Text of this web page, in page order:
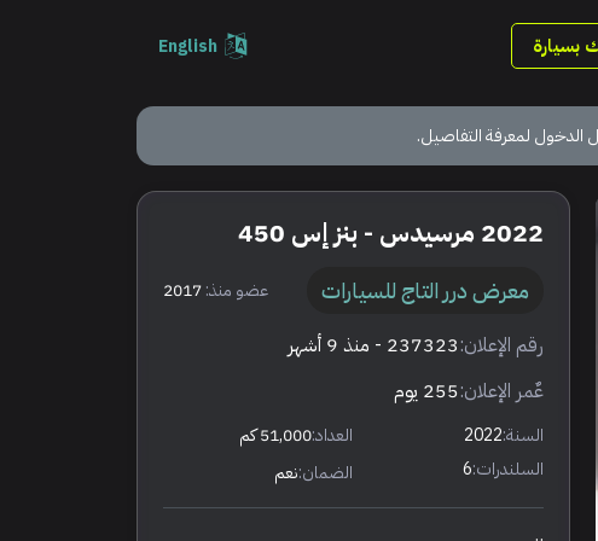
بسيارة English
الدخول لمعرفة التفاصيل.
2022 مرسيدس - بنز إس 450
معرض درر التاج للسيارات عضو منذ:2017
رقم الإعلان:237323 - منذ 9 أشهر
عٌمر الإعلان:255 يوم
السنة:2022 العداد:51,000 كم
السلندرات:6 الضمان:نعم